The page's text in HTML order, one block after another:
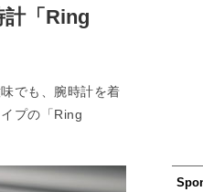
「Ring
でも、腕時計を着
プの「Ring